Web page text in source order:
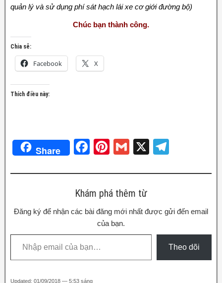
quản lý và sử dụng phí sát hạch lái xe cơ giới đường bộ)
Chúc bạn thành công.
Chia sẻ:
Facebook X
Thích điều này:
Share
F
c
e
b
o
o
k
Pi
er
e
st
G
ail
X
e
a
Khám phá thêm từ
Đăng ký để nhận các bài đăng mới nhất được gửi đến email
của bạn.
Theo dõi
Updated: 01/09/2018 — 5:53 sáng